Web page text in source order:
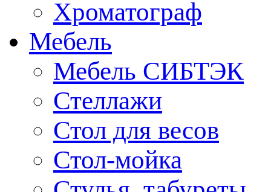
Хроматограф
Мебель
Мебель СИБТЭК
Стеллажи
Стол для весов
Стол-мойка